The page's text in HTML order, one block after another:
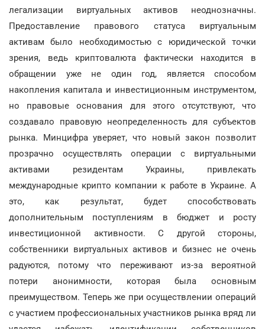
легализации виртуальных активов неоднозначны.
Предоставление правового статуса виртуальным
активам было необходимостью с юридической точки
зрения, ведь криптовалюта фактически находится в
обращении уже не один год, является способом
накопления капитала и инвестиционным инструментом,
но правовые основания для этого отсутствуют, что
создавало правовую неопределенность для субъектов
рынка. Минцифра уверяет, что новый закон позволит
прозрачно осуществлять операции с виртуальными
активами резидентам Украины, привлекать
международные крипто компании к работе в Украине. А
это, как результат, будет способствовать
дополнительным поступлениям в бюджет и росту
инвестиционной активности. С другой стороны,
собственники виртуальных активов и бизнес не очень
радуются, потому что переживают из-за вероятной
потери анонимности, которая была основным
преимуществом. Теперь же при осуществлении операций
с участием профессиональных участников рынка вряд ли